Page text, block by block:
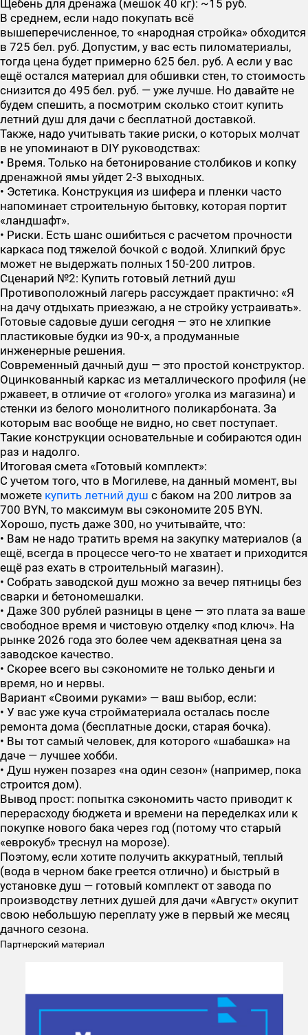
Щебень для дренажа (мешок 40 кг): ~15 руб.
В среднем, если надо покупать всё
вышеперечисленное, то «народная стройка» обходится
в 725 бел. руб. Допустим, у вас есть пиломатериалы,
тогда цена будет примерно 625 бел. руб. А если у вас
ещё остался материал для обшивки стен, то стоимость
снизится до 495 бел. руб. — уже лучше. Но давайте не
будем спешить, а посмотрим сколько стоит купить
летний душ для дачи с бесплатной доставкой.
Также, надо учитывать такие риски, о которых молчат
в не упоминают в DIY руководствах:
• Время. Только на бетонирование столбиков и копку
дренажной ямы уйдет 2-3 выходных.
• Эстетика. Конструкция из шифера и пленки часто
напоминает строительную бытовку, которая портит
«ландшафт».
• Риски. Есть шанс ошибиться с расчетом прочности
каркаса под тяжелой бочкой с водой. Хлипкий брус
может не выдержать полных 150-200 литров.
Сценарий №2: Купить готовый летний душ
Противоположный лагерь рассуждает практично: «Я
на дачу отдыхать приезжаю, а не стройку устраивать».
Готовые садовые души сегодня — это не хлипкие
пластиковые будки из 90-х, а продуманные
инженерные решения.
Современный дачный душ — это простой конструктор.
Оцинкованный каркас из металлического профиля (не
ржавеет, в отличие от «голого» уголка из магазина) и
стенки из белого монолитного поликарбоната. За
которым вас вообще не видно, но свет поступает.
Такие конструкции основательные и собираются один
раз и надолго.
Итоговая смета «Готовый комплект»:
С учетом того, что в Могилеве, на данный момент, вы
можете купить летний душ с баком на 200 литров за
700 BYN, то максимум вы сэкономите 205 BYN.
Хорошо, пусть даже 300, но учитывайте, что:
• Вам не надо тратить время на закупку материалов (а
ещё, всегда в процессе чего-то не хватает и приходится
ещё раз ехать в строительный магазин).
• Собрать заводской душ можно за вечер пятницы без
сварки и бетономешалки.
• Даже 300 рублей разницы в цене — это плата за ваше
свободное время и чистовую отделку «под ключ». На
рынке 2026 года это более чем адекватная цена за
заводское качество.
• Скорее всего вы сэкономите не только деньги и
время, но и нервы.
Вариант «Своими руками» — ваш выбор, если:
• У вас уже куча стройматериала осталась после
ремонта дома (бесплатные доски, старая бочка).
• Вы тот самый человек, для которого «шабашка» на
даче — лучшее хобби.
• Душ нужен позарез «на один сезон» (например, пока
строится дом).
Вывод прост: попытка сэкономить часто приводит к
перерасходу бюджета и времени на переделках или к
покупке нового бака через год (потому что старый
«еврокуб» треснул на морозе).
Поэтому, если хотите получить аккуратный, теплый
(вода в черном баке греется отлично) и быстрый в
установке душ — готовый комплект от завода по
производству летних душей для дачи «Август» окупит
свою небольшую переплату уже в первый же месяц
дачного сезона.
Партнерский материал